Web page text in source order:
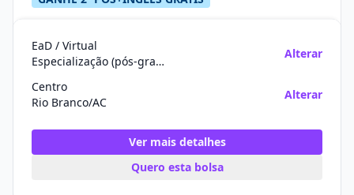
EaD / Virtual
Especialização (pós-graduação)
Alterar
Centro
Rio Branco/AC
Alterar
Ver mais detalhes
Quero esta bolsa